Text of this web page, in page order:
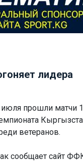
лидера
прошли матчи
ветеранов.
сообщает сайт